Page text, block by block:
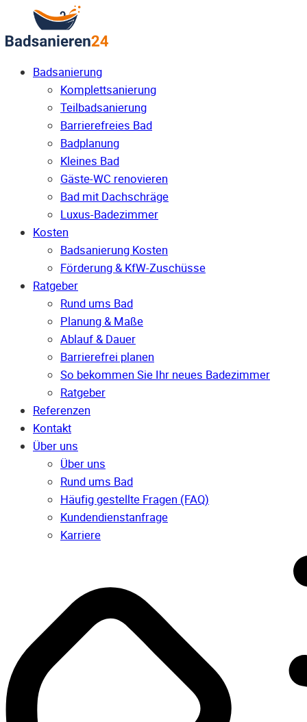
Badsanierung
Komplettsanierung
Teilbadsanierung
Barrierefreies Bad
Badplanung
Kleines Bad
Gäste-WC renovieren
Bad mit Dachschräge
Luxus-Badezimmer
Kosten
Badsanierung Kosten
Förderung & KfW-Zuschüsse
Ratgeber
Rund ums Bad
Planung & Maße
Ablauf & Dauer
Barrierefrei planen
So bekommen Sie Ihr neues Badezimmer
Ratgeber
Referenzen
Kontakt
Über uns
Über uns
Rund ums Bad
Häufig gestellte Fragen (FAQ)
Kunden­dienst­anfrage
Karriere